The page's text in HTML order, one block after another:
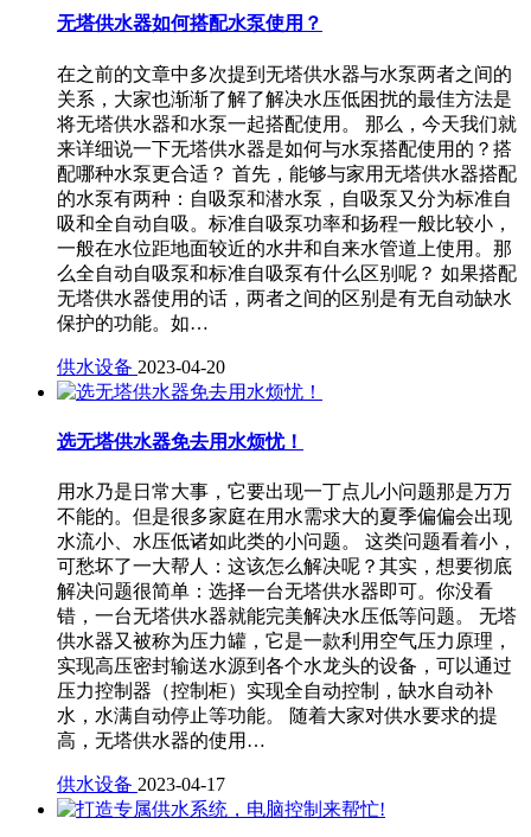
无塔供水器如何搭配水泵使用？
在之前的文章中多次提到无塔供水器与水泵两者之间的
关系，大家也渐渐了解了解决水压低困扰的最佳方法是
将无塔供水器和水泵一起搭配使用。 那么，今天我们就
来详细说一下无塔供水器是如何与水泵搭配使用的？搭
配哪种水泵更合适？ 首先，能够与家用无塔供水器搭配
的水泵有两种：自吸泵和潜水泵，自吸泵又分为标准自
吸和全自动自吸。标准自吸泵功率和扬程一般比较小，
一般在水位距地面较近的水井和自来水管道上使用。那
么全自动自吸泵和标准自吸泵有什么区别呢？ 如果搭配
无塔供水器使用的话，两者之间的区别是有无自动缺水
保护的功能。如…
供水设备 2023-04-20
选无塔供水器免去用水烦忧！
用水乃是日常大事，它要出现一丁点儿小问题那是万万
不能的。但是很多家庭在用水需求大的夏季偏偏会出现
水流小、水压低诸如此类的小问题。 这类问题看着小，
可愁坏了一大帮人：这该怎么解决呢？其实，想要彻底
解决问题很简单：选择一台无塔供水器即可。你没看
错，一台无塔供水器就能完美解决水压低等问题。 无塔
供水器又被称为压力罐，它是一款利用空气压力原理，
实现高压密封输送水源到各个水龙头的设备，可以通过
压力控制器（控制柜）实现全自动控制，缺水自动补
水，水满自动停止等功能。 随着大家对供水要求的提
高，无塔供水器的使用…
供水设备 2023-04-17